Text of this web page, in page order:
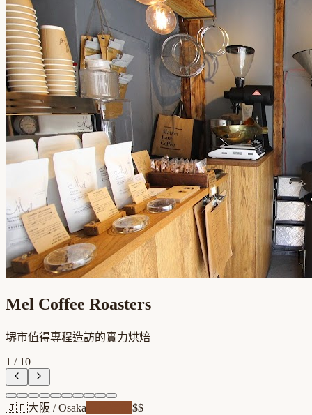
Mel Coffee Roasters
堺市值得專程造訪的實力烘焙
1 / 10
🇯🇵大阪 /Osaka
$$